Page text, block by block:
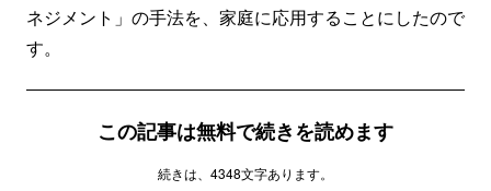
ネジメント」の手法を、家庭に応用することにしたので
す。
この記事は無料で続きを読めます
続きは、4348文字あります。